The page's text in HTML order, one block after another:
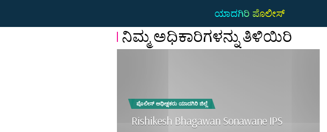
ಯಾದಗಿರಿ ಪೊಲೀಸ್
ನಿಮ್ಮ ಅಧಿಕಾರಿಗಳನ್ನು ತಿಳಿಯಿರಿ
ಪೊಲೀಸ್ ಅಧೀಕ್ಷಕರು ಯಾದಗಿರಿ ಜಿಲ್ಲೆ
Rishikesh Bhagawan Sonawane IPS